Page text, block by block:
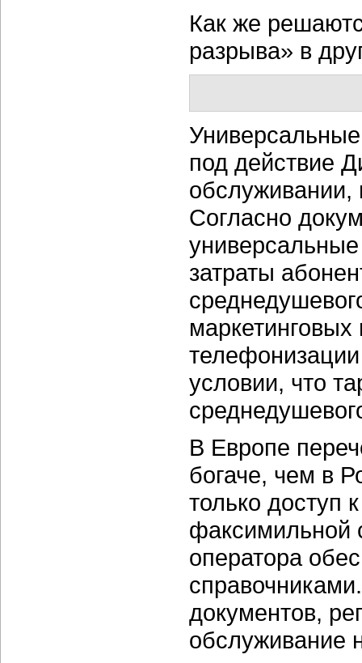
Как же
разрыва» в
под действие
обслуживании,
Согласно
затраты
условии, что
В Европе
богаче, чем в
только доступ
факсимильной
оператора
документов,
обслуживание